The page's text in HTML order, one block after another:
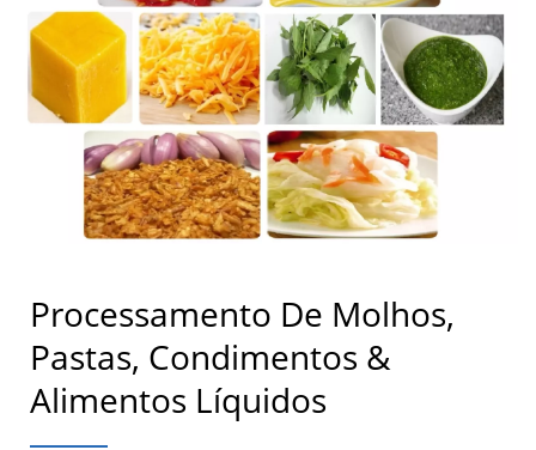
Processamento De Molhos,
Pastas, Condimentos &
Alimentos Líquidos